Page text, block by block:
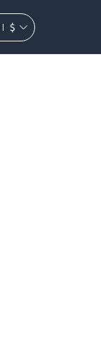
$